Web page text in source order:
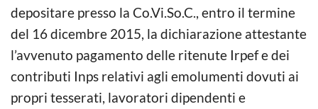
depositare presso la Co.Vi.So.C., entro il termine
del 16 dicembre 2015, la dichiarazione attestante
l’avvenuto pagamento delle ritenute Irpef e dei
contributi Inps relativi agli emolumenti dovuti ai
propri tesserati, lavoratori dipendenti e